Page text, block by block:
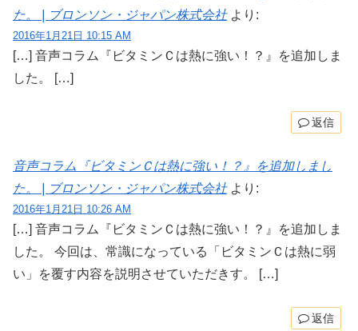
た。 | ブロンソン・ジャパン株式会社 より:
2016年1月21日 10:15 AM
[…] 音声コラム『ビタミンＣは熱に強い！？』を追加しま
した。 […]
返信
音声コラム『ビタミンＣは熱に強い！？』を追加しまし
た。 | ブロンソン・ジャパン株式会社 より:
2016年1月21日 10:26 AM
[…] 音声コラム『ビタミンＣは熱に強い！？』を追加しま
した。 今回は、常識になっている「ビタミンＣは熱に弱
い」を覆す内容を説明させていただきす。 […]
返信